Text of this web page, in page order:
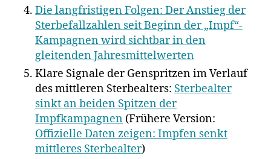
Die langfristigen Folgen: Der Anstieg der
Sterbefallzahlen seit Beginn der „Impf“-
Kampagnen wird sichtbar in den
gleitenden Jahresmittelwerten
Klare Signale der Genspritzen im Verlauf
des mittleren Sterbealters: Sterbealter
sinkt an beiden Spitzen der
Impfkampagnen (Frühere Version:
Offizielle Daten zeigen: Impfen senkt
mittleres Sterbealter)